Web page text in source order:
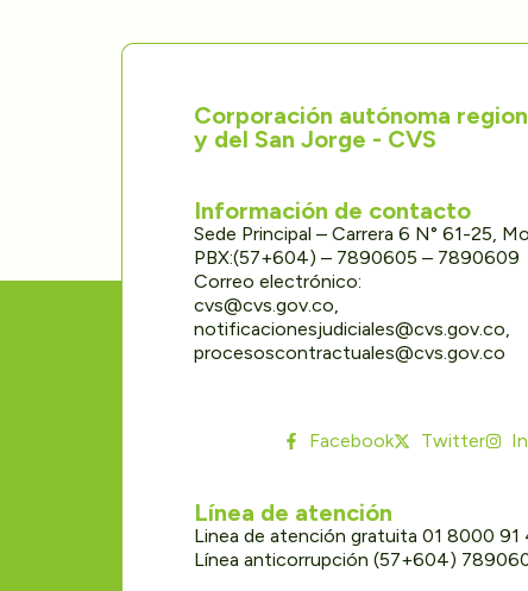
Corporación autónoma
y del San Jorge - CVS
Información de contacto
Sede Principal – Carrera 6 N° 61-25,
PBX:(57+604) – 7890605 – 7890609
Correo electrónico:
cvs@cvs.gov.co,
notificacionesjudiciales@cvs.gov.co,
procesoscontractuales@cvs.gov.co
Facebook Twitter
Línea de atención
Linea de atención gratuita 01 8000 91
Línea anticorrupción (57+604)